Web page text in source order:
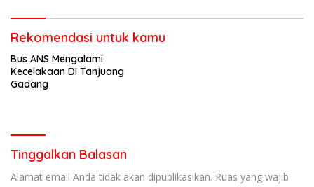
Rekomendasi untuk kamu
Bus ANS Mengalami
Kecelakaan Di Tanjuang
Gadang
Tinggalkan Balasan
Alamat email Anda tidak akan dipublikasikan. Ruas yang wajib